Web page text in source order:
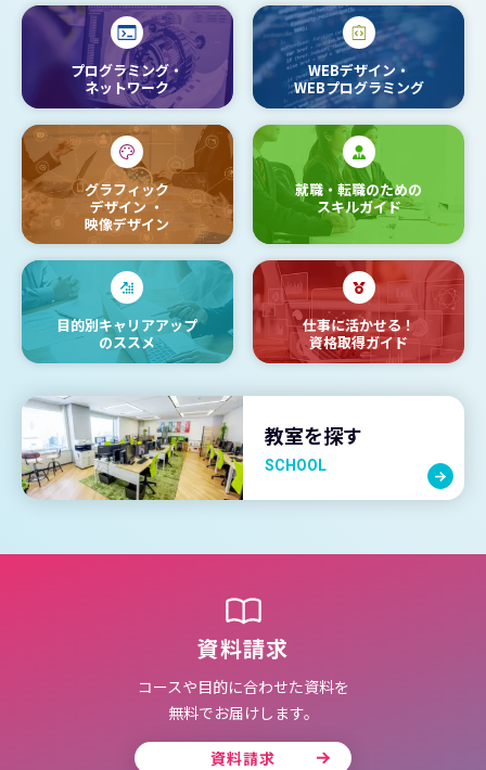
プログラミング・
ネットワーク
WEBデザイン・
WEBプログラミング
グラフィック
デザイン・
映像デザイン
就職・転職のための
スキルガイド
目的別キャリアアップ
のススメ
仕事に活かせる！
資格取得ガイド
教室を探す
SCHOOL
資料請求
コースや目的に合わせた資料を
無料でお届けします。
資料請求